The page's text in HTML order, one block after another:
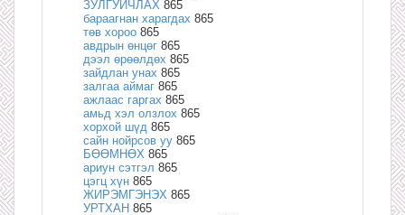
ЗУЛГУЙЧЛАХ 865
бараагнан харагдах 865
төв хороо 865
авдрын өнцөг 865
дээл өрөөлдөх 865
зайдлан унах 865
залгаа аймаг 865
ажлаас гаргах 865
амьд хэл олзлох 865
хорхой шүд 865
сайн нойрсов уу 865
БӨӨМНӨХ 865
ариун сэтгэл 865
цэгц хүн 865
ЖИРЭМГЭНЭХ 865
УРТХАН 865